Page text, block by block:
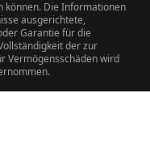
können. Die Informationen
ausgerichtete,
Garantie für die
der zur
Vermögensschäden wird